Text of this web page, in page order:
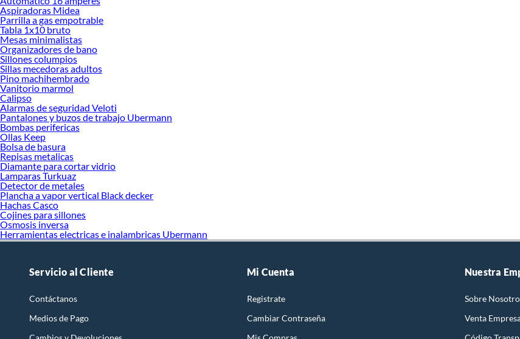
Aspiradoras Midea
Parrilla a gas empotrable
Tabla 1x10 bruto
Mesas minimalistas
Organizadores de bano
Sillones columpios
Sillas mecedoras adultos
Pino machihembrado
Vanitorio marmol
Calipso
Alarmas de seguridad Veloti
Pantalones y buzos de trabajo Ubermann
Bombas perifericas
Ollas Keep
Bolsa de basura
Repisas metalicas
Diamante para cortar vidrio
Lamparas Turkuaz
Detector de metales
Plancha a vapor vertical Black decker
Hachas Casco
Cojines para sillones
Osmosis inversa
Herramientas electricas e inalambricas Ubermann
Servicio al Cliente
Contáctanos
Medios de Pago
Mi Cuenta
Registrate
Cambiar Contraseña
Nuestra
Sobre
Venta